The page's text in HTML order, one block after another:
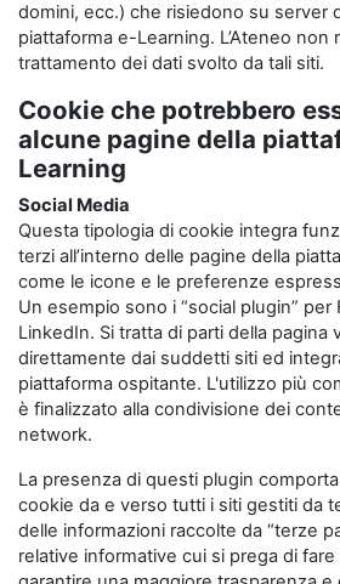
domini, ecc.) che risiedono su server
piattaforma e-Learning. L’Ateneo non
trattamento dei dati svolto da tali siti.
Cookie che potrebbero
alcune pagine della
Learning
Social Media
Questa tipologia di cookie integra
terzi all’interno delle pagine della
come le icone e le preferenze
Un esempio sono i “social plugin”
LinkedIn. Si tratta di parti della pagina
direttamente dai suddetti siti ed
piattaforma ospitante. L'utilizzo più
è finalizzato alla condivisione dei
network.
La presenza di questi plugin
cookie da e verso tutti i siti gestiti da
delle informazioni raccolte da “terze
relative informative cui si prega di